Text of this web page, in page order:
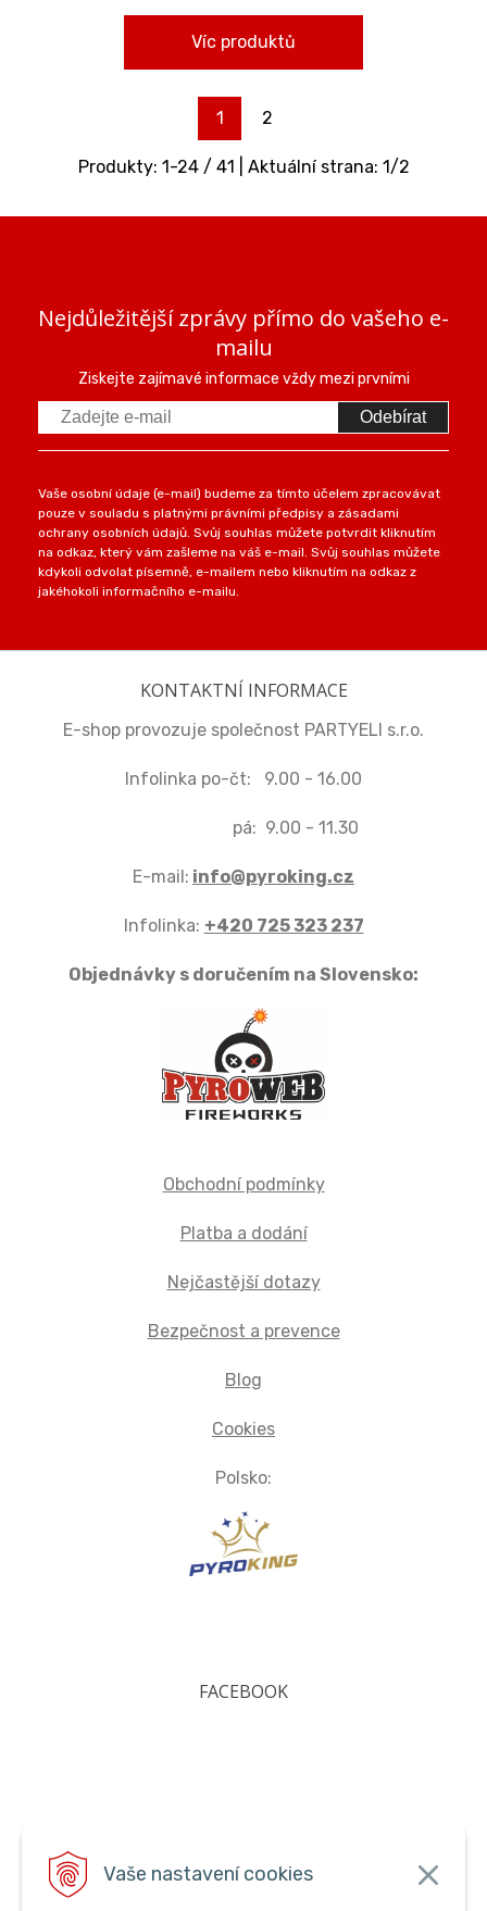
Vaše nastavení cookies
Víc produktů
1 2
Produkty: 1-24/ 41 | Aktuální strana: 1/2
Nejdůležitější zprávy přímo do vašeho e-
mailu
Ziskejte zajímavé informace vždy mezi prvními
Odebírat
Vaše osobní údaje (e-mail) budeme za tímto účelem zpracovávat
pouze v souladu s platnými právními předpisy a zásadami
ochrany osobních údajů. Svůj souhlas můžete potvrdit kliknutím
na odkaz, který vám zašleme na váš e-mail. Svůj souhlas můžete
kdykoli odvolat písemně, e-mailem nebo kliknutím na odkaz z
jakéhokoli informačního e-mailu.
KONTAKTNÍ INFORMACE
E-shop provozuje společnost PARTYELI s.r.o.
Infolinka po-čt: 9.00 - 16.00
pá: 9.00 - 11.30
E-mail: info@pyroking.cz
Infolinka: +420 725 323 237
Objednávky s doručením na Slovensko:
Obchodní podmínky
Platba a dodání
Nejčastější dotazy
Bezpečnost a prevence
Blog
Cookies
Polsko:
FACEBOOK